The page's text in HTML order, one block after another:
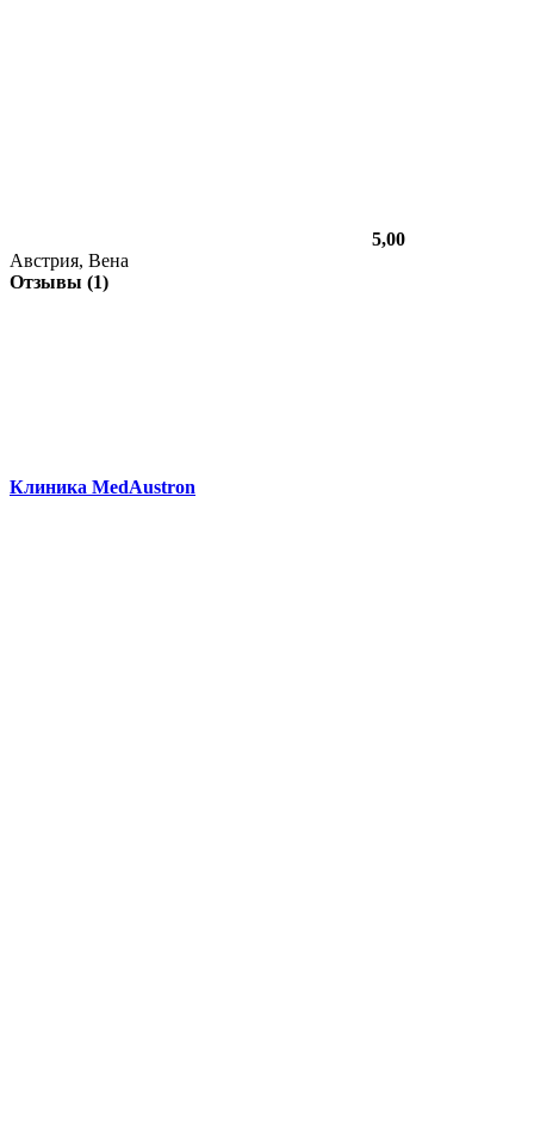
5,00
Австрия, Вена
Отзывы (1)
Клиника MedAustron